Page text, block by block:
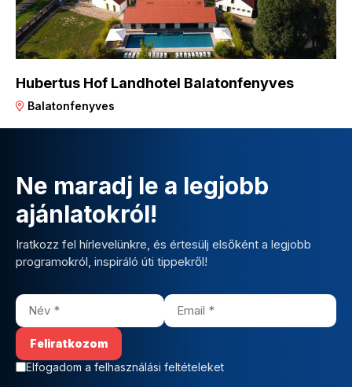
Hubertus Hof Landhotel Balatonfenyves
Balatonfenyves
Ne maradj le a legjobb
ajánlatokról!
Iratkozz fel hírlevelünkre, és értesülj elsőként a legjobb
programokról, inspiráló úti tippekről!
Elfogadom a felhasználási feltételeket